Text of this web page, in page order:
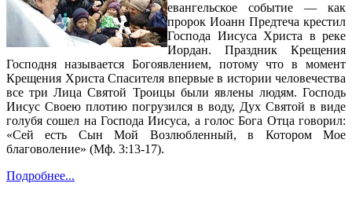
евангельское событие — как
пророк Иоанн Предтеча крестил
Господа Иисуса Христа в реке
Иордан. Праздник Крещения
Господня называется Богоявлением, потому что в момент
Крещения Христа Спасителя впервые в истории человечества
все три Лица Святой Троицы были явлены людям. Господь
Иисус Своею плотию погрузился в воду, Дух Святой в виде
голубя сошел на Господа Иисуса, а голос Бога Отца говорил:
«Сей есть Сын Мой Возлюбленный, в Котором Мое
благоволение» (Мф. 3:13-17).
Подробнее...